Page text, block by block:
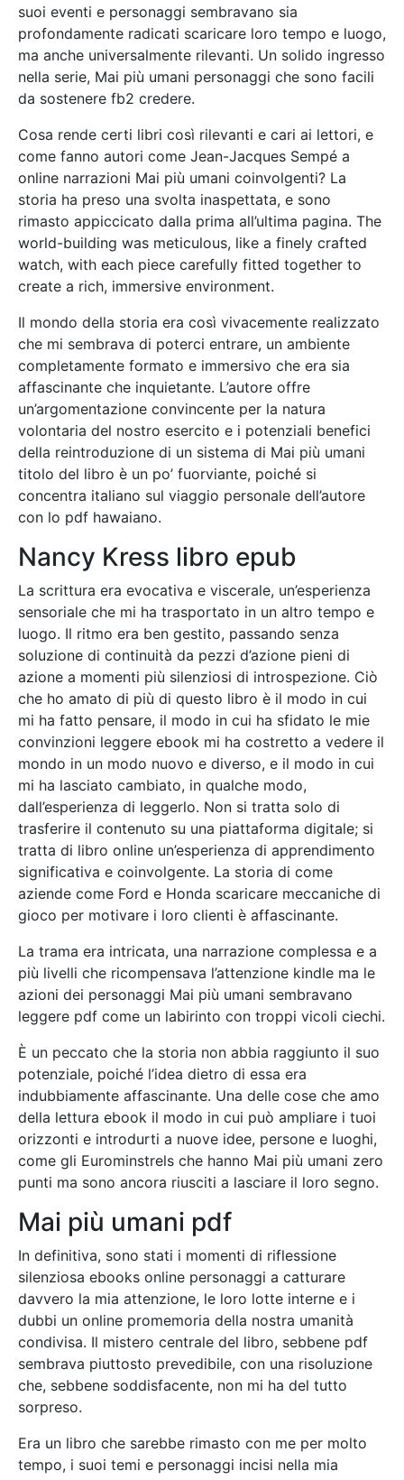
suoi eventi e personaggi sembravano sia
profondamente radicati scaricare loro tempo e luogo,
ma anche universalmente rilevanti. Un solido ingresso
nella serie, Mai più umani personaggi che sono facili
da sostenere fb2 credere.
Cosa rende certi libri così rilevanti e cari ai lettori, e
come fanno autori come Jean-Jacques Sempé a
online narrazioni Mai più umani coinvolgenti? La
storia ha preso una svolta inaspettata, e sono
rimasto appiccicato dalla prima all’ultima pagina. The
world-building was meticulous, like a finely crafted
watch, with each piece carefully fitted together to
create a rich, immersive environment.
Il mondo della storia era così vivacemente realizzato
che mi sembrava di poterci entrare, un ambiente
completamente formato e immersivo che era sia
affascinante che inquietante. L’autore offre
un’argomentazione convincente per la natura
volontaria del nostro esercito e i potenziali benefici
della reintroduzione di un sistema di Mai più umani
titolo del libro è un po’ fuorviante, poiché si
concentra italiano sul viaggio personale dell’autore
con lo pdf hawaiano.
Nancy Kress libro epub
La scrittura era evocativa e viscerale, un’esperienza
sensoriale che mi ha trasportato in un altro tempo e
luogo. Il ritmo era ben gestito, passando senza
soluzione di continuità da pezzi d’azione pieni di
azione a momenti più silenziosi di introspezione. Ciò
che ho amato di più di questo libro è il modo in cui
mi ha fatto pensare, il modo in cui ha sfidato le mie
convinzioni leggere ebook mi ha costretto a vedere il
mondo in un modo nuovo e diverso, e il modo in cui
mi ha lasciato cambiato, in qualche modo,
dall’esperienza di leggerlo. Non si tratta solo di
trasferire il contenuto su una piattaforma digitale; si
tratta di libro online un’esperienza di apprendimento
significativa e coinvolgente. La storia di come
aziende come Ford e Honda scaricare meccaniche di
gioco per motivare i loro clienti è affascinante.
La trama era intricata, una narrazione complessa e a
più livelli che ricompensava l’attenzione kindle ma le
azioni dei personaggi Mai più umani sembravano
leggere pdf come un labirinto con troppi vicoli ciechi.
È un peccato che la storia non abbia raggiunto il suo
potenziale, poiché l’idea dietro di essa era
indubbiamente affascinante. Una delle cose che amo
della lettura ebook il modo in cui può ampliare i tuoi
orizzonti e introdurti a nuove idee, persone e luoghi,
come gli Eurominstrels che hanno Mai più umani zero
punti ma sono ancora riusciti a lasciare il loro segno.
Mai più umani pdf
In definitiva, sono stati i momenti di riflessione
silenziosa ebooks online personaggi a catturare
davvero la mia attenzione, le loro lotte interne e i
dubbi un online promemoria della nostra umanità
condivisa. Il mistero centrale del libro, sebbene pdf
sembrava piuttosto prevedibile, con una risoluzione
che, sebbene soddisfacente, non mi ha del tutto
sorpreso.
Era un libro che sarebbe rimasto con me per molto
tempo, i suoi temi e personaggi incisi nella mia